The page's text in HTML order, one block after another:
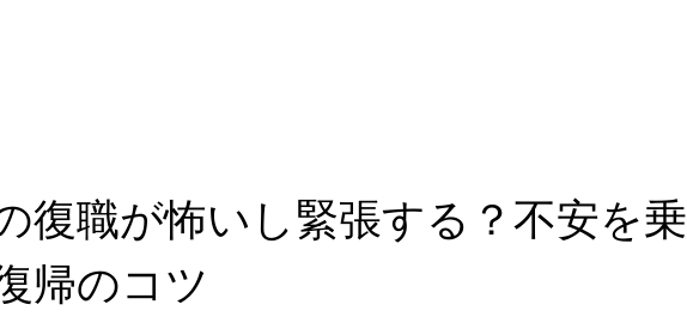
復職が怖いし緊張する？不安を乗
帰のコツ